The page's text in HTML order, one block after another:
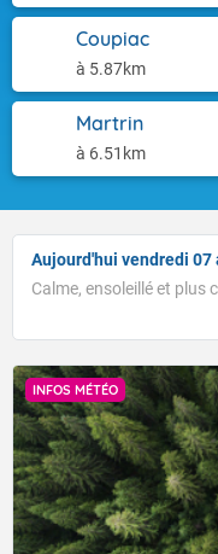
Coupiac
à 5.87km
Martrin
à 6.51km
Aujourd'hui vendredi 07
Calme, ensoleillé et plus
INFOS MÉTÉO